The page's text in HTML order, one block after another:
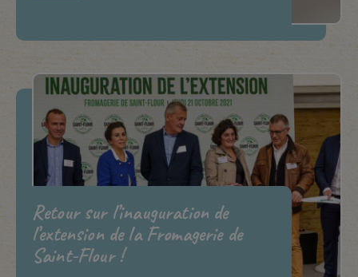
Retour sur l’inauguration de
l’extension de la Fromagerie de
Saint-Flour !